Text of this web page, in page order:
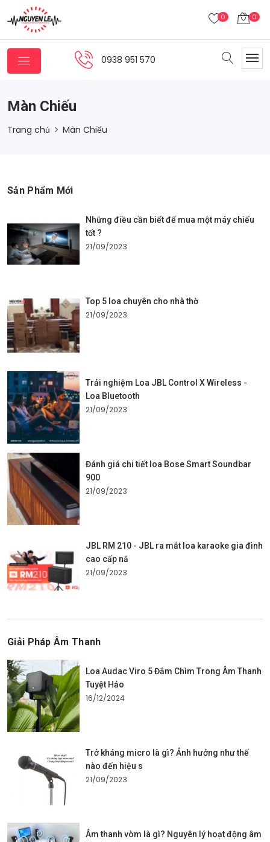
0 0
0938 951 570
Màn Chiếu
Trang chủ Màn Chiếu
Sản Phẩm Mới
Những điều cần biết để mua một máy chiếu
tốt ?
21/09/2023
Top 5 loa chuyên cho nhà thờ
21/09/2023
Trải nghiệm Loa JBL Control X Wireless -
Loa Bluetooth
21/09/2023
Đánh giá chi tiết loa Bose Smart Soundbar
900
21/09/2023
JBL RM 210 - JBL ra mắt loa karaoke gia đình
cao cấp nă
21/09/2023
Giải Pháp Âm Thanh
Loa Audac Viro 5 Đắm Chìm Trong Âm Thanh
Tuyệt Hảo
16/12/2024
Trở kháng micro là gì? Ảnh hưởng như thế
nào đến hiệu s
21/09/2023
Âm thanh vòm là gì? Nguyên lý hoạt động âm